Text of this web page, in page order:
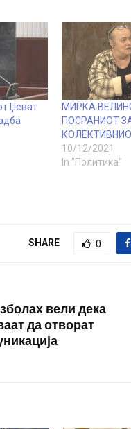
Џеват
МИРКА
ПОСРАНИОТ
10/12/2021
In "Политика"
SHARE 0
вели дека
да отворат